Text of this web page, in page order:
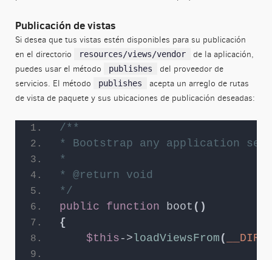
Publicación de vistas
Si desea que tus vistas estén disponibles para su publicación
en el directorio
resources/views/vendor
de la aplicación,
puedes usar el método
publishes
del proveedor de
servicios. El método
publishes
acepta un arreglo de rutas
de vista de paquete y sus ubicaciones de publicación deseadas:
/**
* Bootstrap any application
*
* @return void
*/
public
function boot ()
{
$this -> loadViewsFrom (